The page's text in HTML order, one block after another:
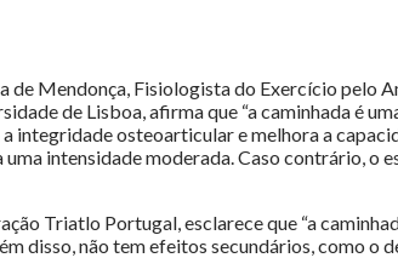
Mendonça, Fisiologista do Exercício pelo
de Lisboa, afirma que “a caminhada é
integridade osteoarticular e melhora a
intensidade moderada. Caso contrário,
Triatlo Portugal, esclarece que “a
disso, não tem efeitos secundários, como o